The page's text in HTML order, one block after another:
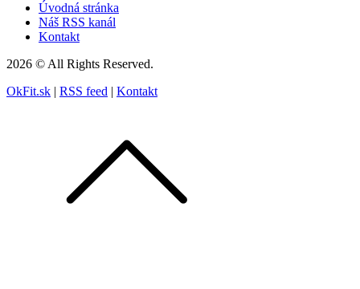
Úvodná stránka
Náš RSS kanál
Kontakt
2026 © All Rights Reserved.
OkFit.sk | RSS feed | Kontakt